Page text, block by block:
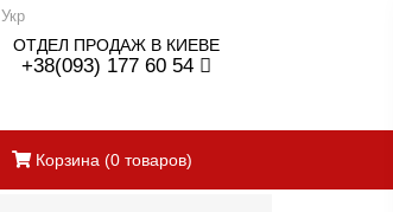
Укр
ОТДЕЛ ПРОДАЖ В КИЕВЕ
+38(093) 177 60 54
Корзина (0 товаров)